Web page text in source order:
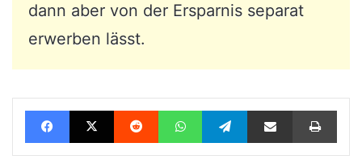
dann aber von der Ersparnis separat
erwerben lässt.
Facebook X Reddit WhatsApp Telegram Teile per E-Mail